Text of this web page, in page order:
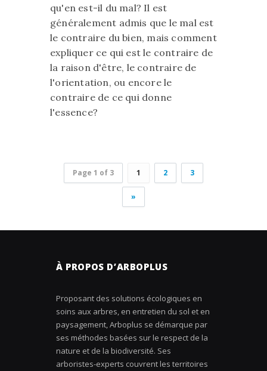
qu'en est-il du mal? Il est
généralement admis que le mal est
le contraire du bien, mais comment
expliquer ce qui est le contraire de
la raison d'être, le contraire de
l'orientation, ou encore le
contraire de ce qui donne
l'essence?
Page 1 of 3 1 2 3
»
À PROPOS D’ARBOPLUS
Proposant des solutions écologiques en
soins aux arbres, en entretien du sol et en
paysagement, Arboplus se démarque par
ses méthodes basées sur le respect de la
nature et de la biodiversité. Ses
arboristes-experts couvrent les territoires